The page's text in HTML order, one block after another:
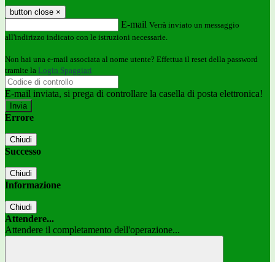
button close ×
E-mail Verrà inviato un messaggio
all'indirizzo indicato con le istruzioni necessarie.
Non hai una e-mail associata al nome utente? Effettua il reset della password
tramite la Login Spaggiari
E-mail inviata, si prega di controllare la casella di posta elettronica!
Errore
Chiudi
Successo
Chiudi
Informazione
Chiudi
Attendere...
Attendere il completamento dell'operazione...